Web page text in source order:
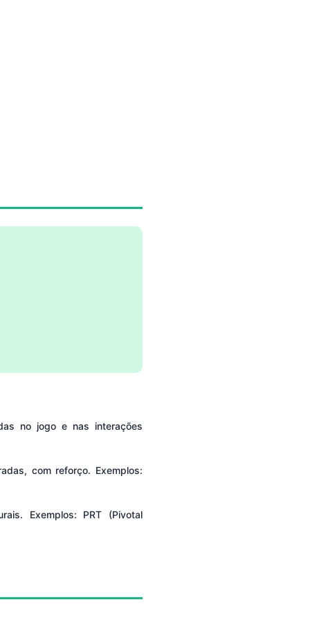
no jogo e nas interações
com reforço. Exemplos:
Exemplos: PRT (Pivotal